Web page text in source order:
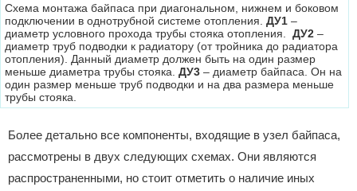
Схема монтажа байпаса при диагональном, нижнем и боковом
подключении в однотрубной системе отопления. ДУ1 –
диаметр условного прохода трубы стояка отопления. ДУ2 –
диаметр труб подводки к радиатору (от тройника до радиатора
отопления). Данный диаметр должен быть на один размер
меньше диаметра трубы стояка. ДУ3 – диаметр байпаса. Он на
один размер меньше труб подводки и на два размера меньше
трубы стояка.
Более детально все компоненты, входящие в узел байпаса,
рассмотрены в двух следующих схемах. Они являются
распространенными, но стоит отметить о наличие иных